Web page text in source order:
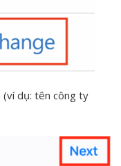
(ví dụ: tên công ty